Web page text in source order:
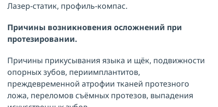
Лазер-статик, профиль-компас.
Причины возникновения осложнений при
протезировании.
Причины прикусывания языка и щёк, подвижности
опорных зубов, периимплантитов,
преждевременной атрофии тканей протезного
ложа, переломов съёмных протезов, выпадения